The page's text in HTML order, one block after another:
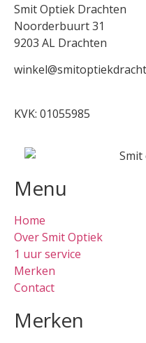
Smit Optiek Drachten
Noorderbuurt 31
9203 AL Drachten
KVK: 01055985
Menu
Home
Over Smit Optiek
1 uur service
Merken
Contact
Merken